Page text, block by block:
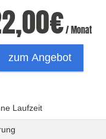
€/ Monat
zum Angebot
Laufzeit